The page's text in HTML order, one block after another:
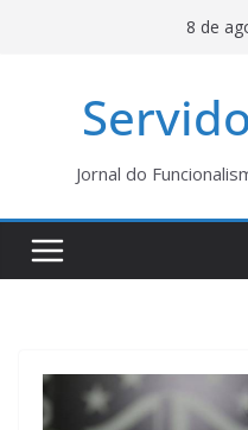
8 de
Jornal do